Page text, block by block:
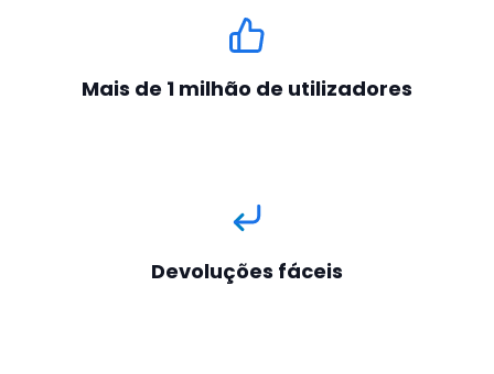
Mais de 1 milhão de utilizadores
Devoluções fáceis